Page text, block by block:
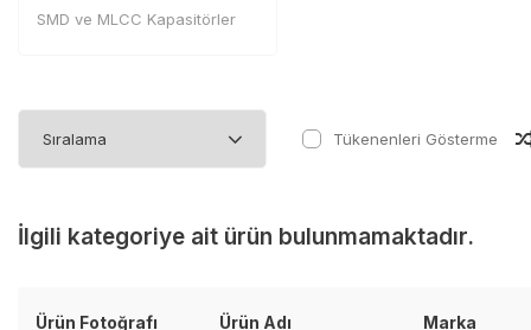
SMD ve MLCC Kapasitörler
Tükenenleri Gösterme
İlgili kategoriye ait ürün bulunmamaktadır.
Ürün Fotoğrafı Ürün Adı Marka